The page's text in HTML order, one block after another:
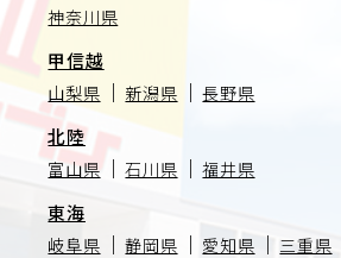
神奈川県
甲信越
山梨県 新潟県 長野県
北陸
富山県 石川県 福井県
東海
岐阜県 静岡県 愛知県 三重県